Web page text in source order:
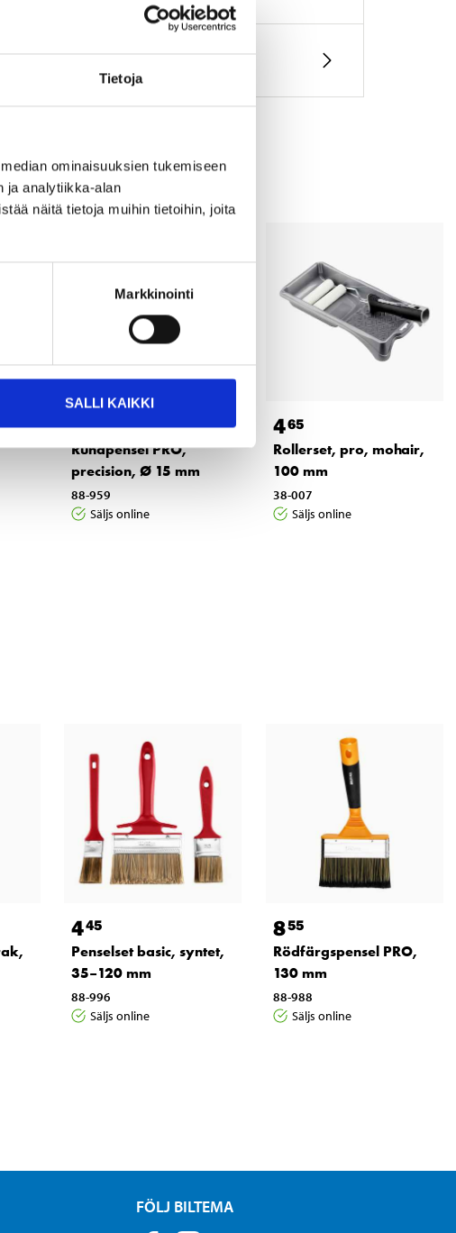
Tietoja
ominaisuuksien tukemiseen
ja analytiikka-alan
näitä tietoja muihin tietoihin, joita
Markkinointi
SALLI KAIKKI
345
Rundpensel PRO,
precision, Ø 15 mm
88-959
Säljs online
465
Rollerset, pro, mohair,
100 mm
38-007
Säljs online
445
Penselset basic, syntet,
35–120 mm
88-996
Säljs online
855
Rödfärgspensel PRO,
130 mm
88-988
Säljs online
FÖLJ BILTEMA